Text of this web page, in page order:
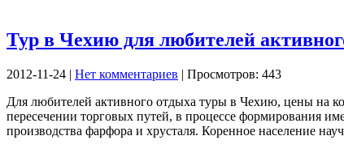
Тур в Чехию для любителей
2012-11-24 | Нет комментариев | Просмотров: 443
Для любителей активного отдыха туры в Чехию, цены на
пересечении торговых путей, в процессе формирования
производства фарфора и хрусталя. Коренное население